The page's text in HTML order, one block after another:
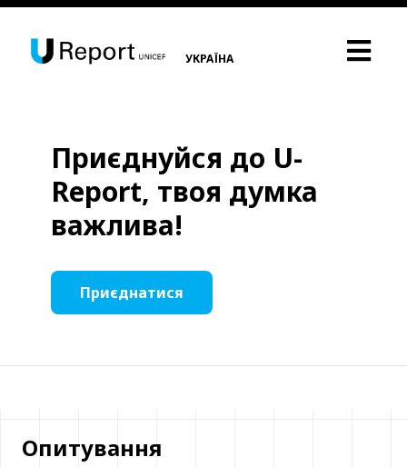
УКРАЇНА
Приєднуйся до U-
Report, твоя думка
важлива!
Приєднатися
Опитування